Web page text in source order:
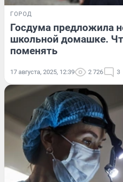
ГОРОД
Госдума предложила
школьной домашке.
поменять
17 августа, 2025, 12:39 2 726 3